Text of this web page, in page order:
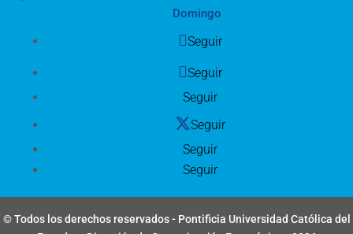
Domingo
Seguir
Seguir
Seguir
Seguir
Seguir
Seguir
© Todos los derechos reservados - Pontificia Universidad Católica del